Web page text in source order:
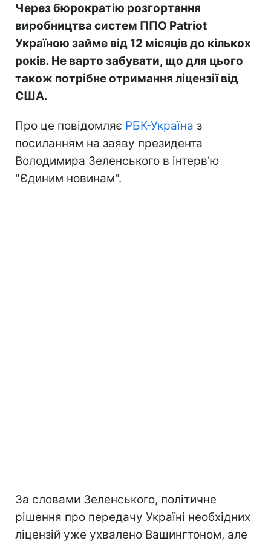
Через бюрократію розгортання
виробництва систем ППО Patriot
Україною займе від 12 місяців до кількох
років. Не варто забувати, що для цього
також потрібне отримання ліцензії від
США.
Про це повідомляє РБК-Україна з
посиланням на заяву президента
Володимира Зеленського в інтерв'ю
"Єдиним новинам".
За словами Зеленського, політичне
рішення про передачу Україні необхідних
ліцензій уже ухвалено Вашингтоном, але